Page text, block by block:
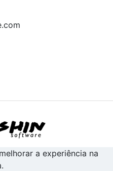
a experiência na